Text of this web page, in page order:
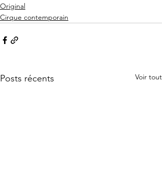
Original
Cirque contemporain
Posts récents Voir tout